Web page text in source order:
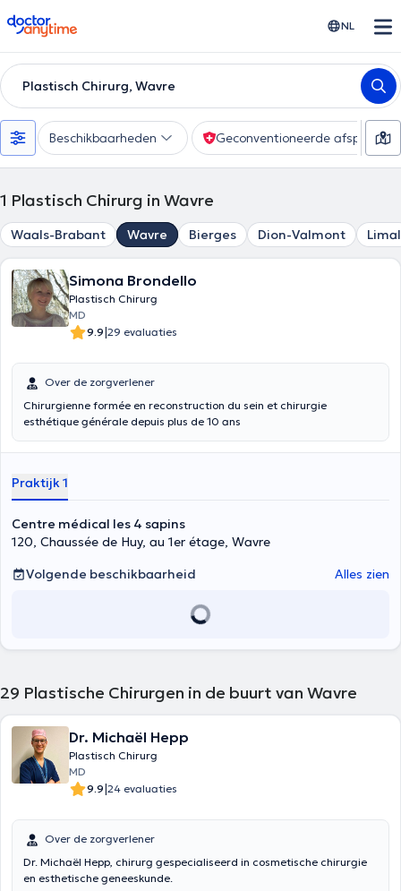
doctoranytime NL
Plastisch Chirurg, Wavre
Beschikbaarheden Geconventioneerde afspraak
1 Plastisch Chirurg in Wavre
Waals-Brabant Wavre Bierges Dion-Valmont Limal
Simona Brondello
Plastisch Chirurg
MD
9.9|29 evaluaties
Over de zorgverlener
Chirurgienne formée en reconstruction du sein et chirurgie
esthétique générale depuis plus de 10 ans
Praktijk 1
Centre médical les 4 sapins
120, Chaussée de Huy, au 1er étage, Wavre
Volgende beschikbaarheid
Alles zien
29 Plastische Chirurgen in de buurt van Wavre
Dr. Michaël Hepp
Plastisch Chirurg
MD
9.9|24 evaluaties
Over de zorgverlener
Dr. Michaël Hepp, chirurg gespecialiseerd in cosmetische chirurgie
en esthetische geneeskunde.